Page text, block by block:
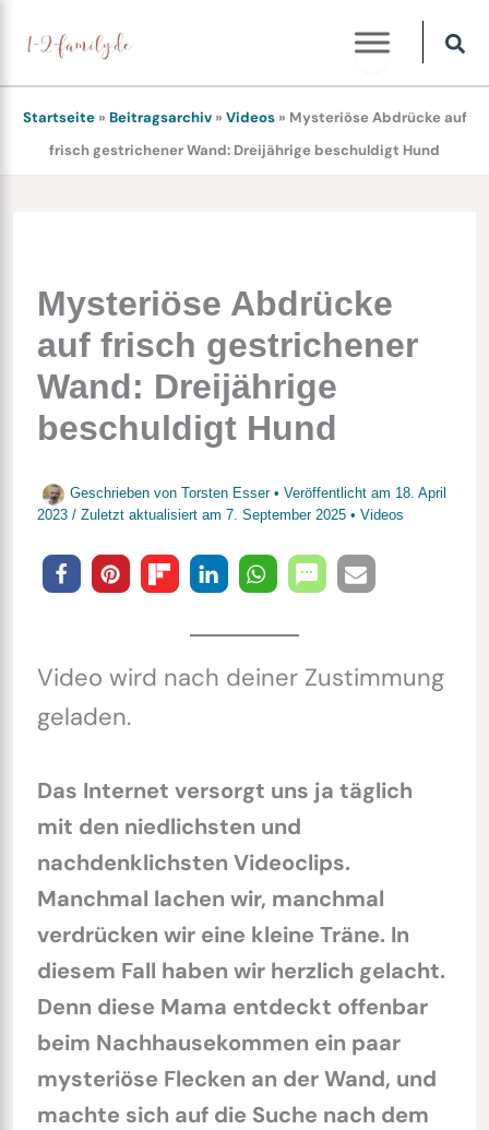
Inhalt
springen
Startseite» Beitragsarchiv» Videos» Mysteriöse Abdrücke auf
frisch gestrichener Wand: Dreijährige beschuldigt Hund
Mysteriöse Abdrücke
auf frisch gestrichener
Wand: Dreijährige
beschuldigt Hund
Geschrieben von Torsten Esser • Veröffentlicht am 18. April
2023 / Zuletzt aktualisiert am 7. September 2025• Videos
Video wird nach deiner Zustimmung
geladen.
Das Internet versorgt uns ja täglich
mit den niedlichsten und
nachdenklichsten Videoclips.
Manchmal lachen wir, manchmal
verdrücken wir eine kleine Träne. In
diesem Fall haben wir herzlich gelacht.
Denn diese Mama entdeckt offenbar
beim Nachhausekommen ein paar
mysteriöse Flecken an der Wand, und
machte sich auf die Suche nach dem